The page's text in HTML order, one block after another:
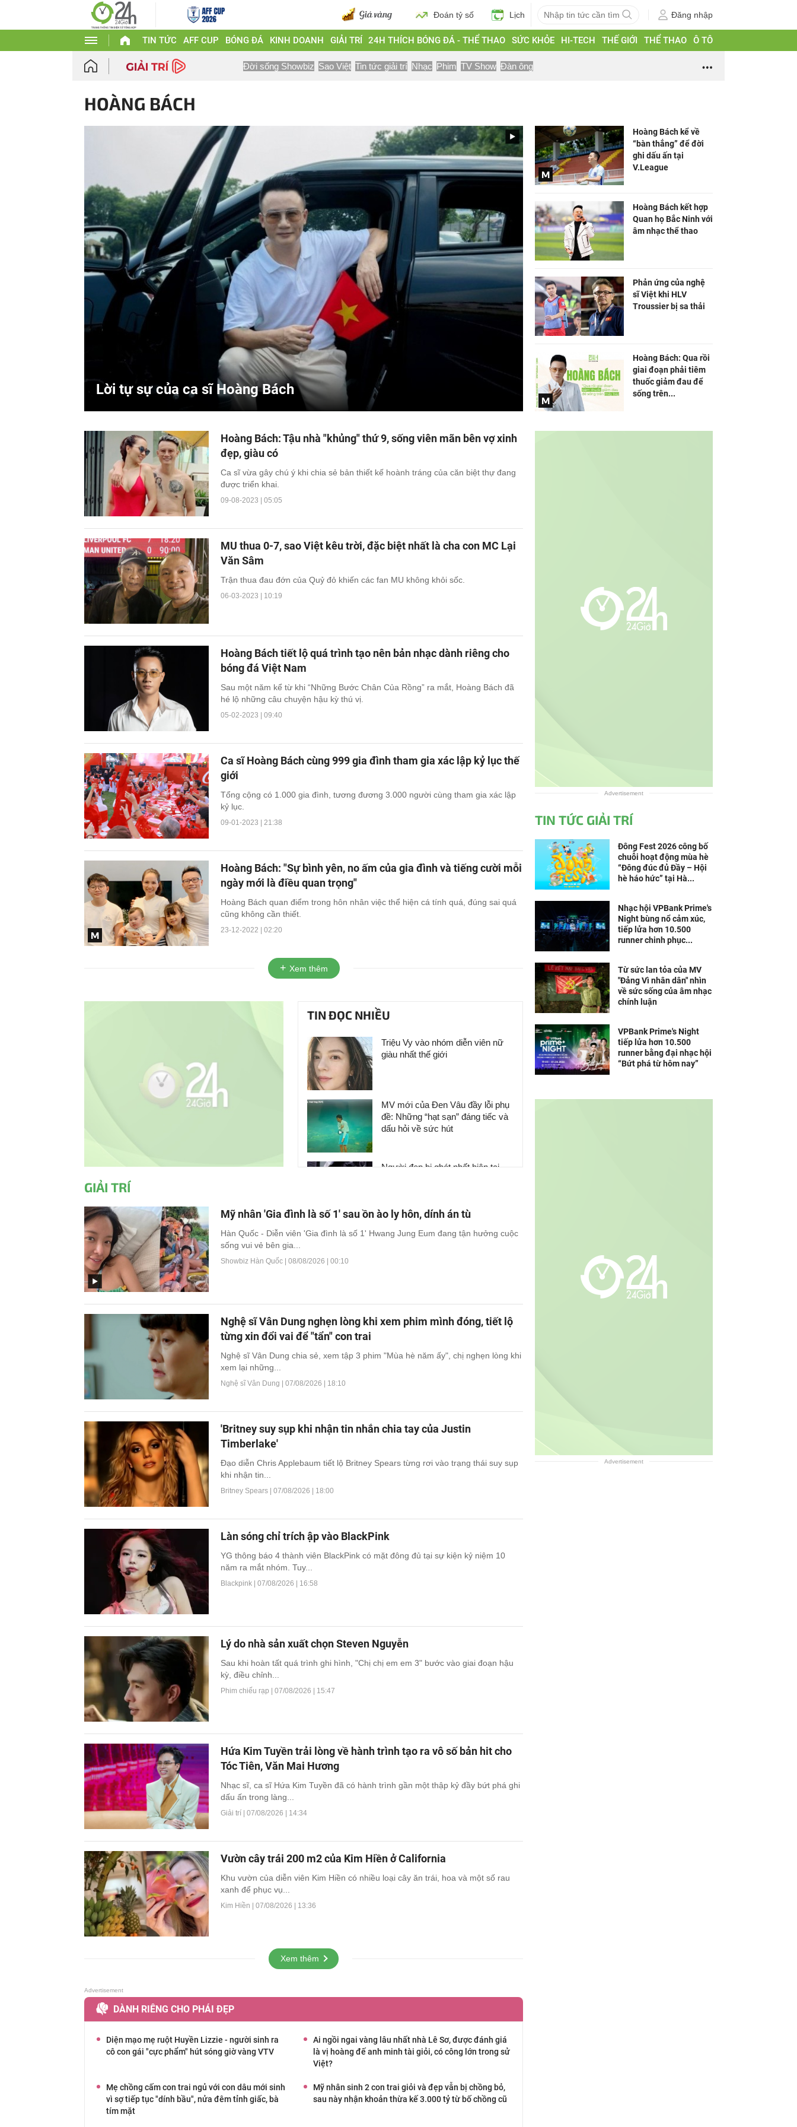
Đoán tỷ số Lịch Đăng nhập
TIN TỨC AFF CUP BÓNG ĐÁ KINH DOANH GIẢI TRÍ 24H THÍCH BÓNG ĐÁ - THỂ THAO SỨC KHỎE HI-TECH THẾ GIỚI THỂ THAO Ô TÔ
Đời sống Showbiz Sao Việt Tin tức giải trí Nhạc Phim TV Show Đàn ông
HOÀNG BÁCH
Lời tự sự của ca sĩ Hoàng Bách
Hoàng Bách kể về
“bàn thắng” để đời
ghi dấu ấn tại
V.League
Hoàng Bách kết hợp
Quan họ Bắc Ninh với
âm nhạc thể thao
Phản ứng của nghệ
sĩ Việt khi HLV
Troussier bị sa thải
Hoàng Bách: Qua rồi
giai đoạn phải tiêm
thuốc giảm đau để
sống trên...
Hoàng Bách: Tậu nhà "khủng" thứ 9, sống viên mãn bên vợ xinh
đẹp, giàu có
Ca sĩ vừa gây chú ý khi chia sẻ bản thiết kế hoành tráng của căn biệt thự đang
được triển khai.
09-08-2023 | 05:05
MU thua 0-7, sao Việt kêu trời, đặc biệt nhất là cha con MC Lại
Văn Sâm
Trận thua đau đớn của Quỷ đỏ khiến các fan MU không khỏi sốc.
06-03-2023 | 10:19
Hoàng Bách tiết lộ quá trình tạo nên bản nhạc dành riêng cho
bóng đá Việt Nam
Sau một năm kể từ khi “Những Bước Chân Của Rồng” ra mắt, Hoàng Bách đã
hé lộ những câu chuyện hậu kỳ thú vị.
05-02-2023 | 09:40
Ca sĩ Hoàng Bách cùng 999 gia đình tham gia xác lập kỷ lục thế
giới
Tổng cộng có 1.000 gia đình, tương đương 3.000 người cùng tham gia xác lập
kỷ lục.
09-01-2023 | 21:38
Hoàng Bách: "Sự bình yên, no ấm của gia đình và tiếng cười mỗi
ngày mới là điều quan trọng"
Hoàng Bách quan điểm trong hôn nhân việc thể hiện cá tính quá, đúng sai quá
cũng không cần thiết.
23-12-2022 | 02:20
Xem thêm
TIN ĐỌC NHIỀU
Triệu Vy vào nhóm diễn viên nữ
giàu nhất thế giới
MV mới của Đen Vâu đầy lỗi phụ
đề: Những “hạt sạn” đáng tiếc và
dấu hỏi về sức hút
Người đẹp bị ghét nhất hiện tại
Vườn cây trái 200 m2 của Kim
Hiền ở California
GIẢI TRÍ
Mỹ nhân 'Gia đình là số 1' sau ồn ào ly hôn, dính án tù
Hàn Quốc - Diễn viên 'Gia đình là số 1' Hwang Jung Eum đang tận hưởng cuộc
sống vui vẻ bên gia...
Showbiz Hàn Quốc | 08/08/2026 | 00:10
Nghệ sĩ Vân Dung nghẹn lòng khi xem phim mình đóng, tiết lộ
từng xin đổi vai để "tẩn" con trai
Nghệ sĩ Vân Dung chia sẻ, xem tập 3 phim "Mùa hè năm ấy", chị nghẹn lòng khi
xem lại những...
Nghệ sĩ Vân Dung | 07/08/2026 | 18:10
'Britney suy sụp khi nhận tin nhắn chia tay của Justin
Timberlake'
Đạo diễn Chris Applebaum tiết lộ Britney Spears từng rơi vào trạng thái suy sụp
khi nhận tin...
Britney Spears | 07/08/2026 | 18:00
Làn sóng chỉ trích ập vào BlackPink
YG thông báo 4 thành viên BlackPink có mặt đông đủ tại sự kiện kỷ niệm 10
năm ra mắt nhóm. Tuy...
Blackpink | 07/08/2026 | 16:58
Lý do nhà sản xuất chọn Steven Nguyễn
Sau khi hoàn tất quá trình ghi hình, "Chị chị em em 3" bước vào giai đoạn hậu
kỳ, điều chỉnh...
Phim chiếu rạp | 07/08/2026 | 15:47
Hứa Kim Tuyền trải lòng về hành trình tạo ra vô số bản hit cho
Tóc Tiên, Văn Mai Hương
Nhạc sĩ, ca sĩ Hứa Kim Tuyền đã có hành trình gần một thập kỷ đầy bứt phá ghi
dấu ấn trong làng...
Giải trí | 07/08/2026 | 14:34
Vườn cây trái 200 m2 của Kim Hiền ở California
Khu vườn của diễn viên Kim Hiền có nhiều loại cây ăn trái, hoa và một số rau
xanh để phục vụ...
Kim Hiền | 07/08/2026 | 13:36
Xem thêm
DÀNH RIÊNG CHO PHÁI ĐẸP
Diện mạo mẹ ruột Huyền Lizzie - người sinh ra
cô con gái "cực phẩm" hút sóng giờ vàng VTV
Ai ngồi ngai vàng lâu nhất nhà Lê Sơ, được đánh giá
là vị hoàng đế anh minh tài giỏi, có công lớn trong sử
Việt?
Mẹ chồng cấm con trai ngủ với con dâu mới sinh
vì sợ tiếp tục "dính bầu", nửa đêm tỉnh giấc, bà
tím mặt
Mỹ nhân sinh 2 con trai giỏi và đẹp vẫn bị chồng bỏ,
sau này nhận khoản thừa kế 3.000 tỷ từ bố chồng cũ
Advertisement
TIN TỨC GIẢI TRÍ
Đông Fest 2026 công bố
chuỗi hoạt động mùa hè
“Đông đúc đủ Đầy – Hội
hè háo hức” tại Hà...
Nhạc hội VPBank Prime's
Night bùng nổ cảm xúc,
tiếp lửa hơn 10.500
runner chinh phục...
Từ sức lan tỏa của MV
"Đảng Vì nhân dân" nhìn
về sức sống của âm nhạc
chính luận
VPBank Prime's Night
tiếp lửa hơn 10.500
runner bằng đại nhạc hội
“Bứt phá từ hôm nay”
Advertisement